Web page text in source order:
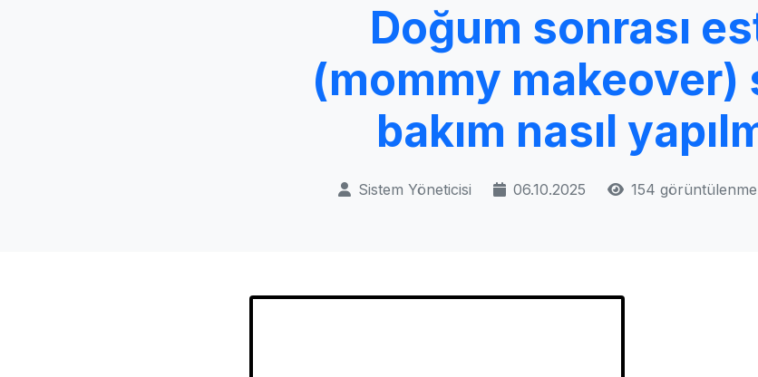
Doğum sonrası
(mommy makeover)
bakım nasıl
Sistem Yöneticisi 06.10.2025 154 görüntülenme